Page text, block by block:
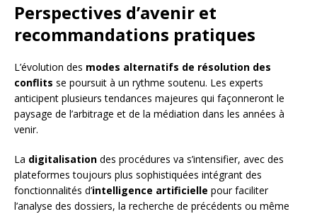
Perspectives d’avenir et
recommandations pratiques
L’évolution des modes alternatifs de résolution des
conflits se poursuit à un rythme soutenu. Les experts
anticipent plusieurs tendances majeures qui façonneront le
paysage de l’arbitrage et de la médiation dans les années à
venir.
La digitalisation des procédures va s’intensifier, avec des
plateformes toujours plus sophistiquées intégrant des
fonctionnalités d’intelligence artificielle pour faciliter
l’analyse des dossiers, la recherche de précédents ou même